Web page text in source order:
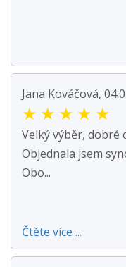
Jana Kováčová,
★ ★ ★ ★ ★
Velký výběr, dobré
Objednala jsem
Obo...
Čtěte více ...